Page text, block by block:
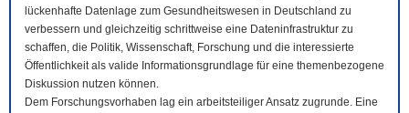
lückenhafte Datenlage zum Gesundheitswesen in Deutschland zu
verbessern und gleichzeitig schrittweise eine Dateninfrastruktur zu
schaffen, die Politik, Wissenschaft, Forschung und die interessierte
Öffentlichkeit als valide Informationsgrundlage für eine themenbezogene
Diskussion nutzen können.
Dem Forschungsvorhaben lag ein arbeitsteiliger Ansatz zugrunde. Eine